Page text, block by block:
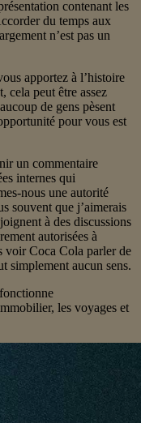
contenant les
du temps aux
n’est pas un
apportez à l’histoire
cela peut être assez
de gens pèsent
pour vous est
un commentaire
internes qui
nous une autorité
souvent que j’aimerais
à des discussions
autorisées à
voir Coca Cola parler de
simplement aucun sens.
les voyages et